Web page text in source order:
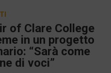
of Clare College
in un progetto
“Sarà come
di voci”